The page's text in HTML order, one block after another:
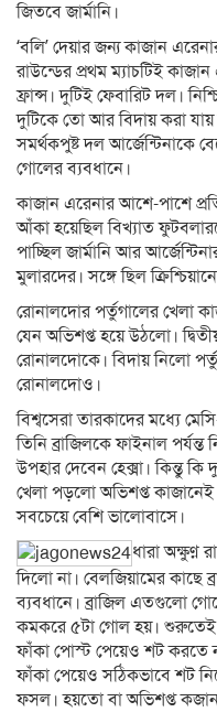
জিতবে জার্মানি।
‘বলি’ দেয়ার জন্য কাজান
রাউন্ডের প্রথম ম্যাচটিই
ফ্রান্স। দুটিই ফেবারিট দল।
দুটিকে তো আর বিদায় করা
সমর্থকপুষ্ট দল আর্জেন্টিনাকে
গোলের ব্যবধানে।
কাজান এরেনার আশে-পাশে
আঁকা হয়েছিল বিখ্যাত
পাচ্ছিল জার্মানি আর
মুলারদের। সঙ্গে ছিল
রোনালদোর পর্তুগালের খেলা
যেন অভিশপ্ত হয়ে উঠলো।
রোনালদোকে। বিদায় নিলো
রোনালদোও।
বিশ্বসেরা তারকাদের মধ্যে
তিনি ব্রাজিলকে ফাইনাল
উপহার দেবেন হেক্সা। কিন্তু কি
খেলা পড়লো অভিশপ্ত
সবচেয়ে বেশি ভালোবাসে।
ধারা অক্ষুণ্ন
দিলো না। বেলজিয়ামের কাছে
ব্যবধানে। ব্রাজিল এতগুলো
কমকরে ৫টা গোল হয়।
ফাঁকা পোস্ট পেয়েও শট করতে
ফাঁকা পেয়েও সঠিকভাবে শট
ফসল। হয়তো বা অভিশপ্ত